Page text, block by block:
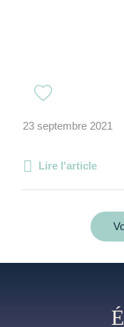
23 septembre 2021
Lire l'article